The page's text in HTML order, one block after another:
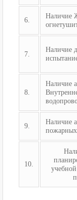
6.
Наличие
7.
Наличие
8.
Наличие
9.
Наличие
пожарных
10.